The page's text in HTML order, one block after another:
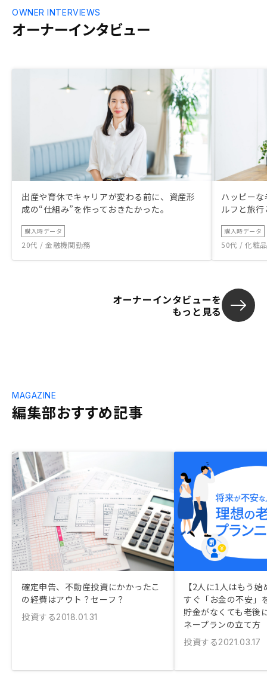
オーナーインタビュー
OWNER INTERVIEWS
出産や育休でキャリアが変わる前に、資産形
成の“仕組み”を作っておきたかった。
購入時データ
20代 / 金融機関勤務
ハッピー
ルフと旅
購入時データ
50代 / 化粧
オーナーインタビューを
もっと見る
編集部おすすめ記事
MAGAZINE
確定申告、不動産投資にかかったこ
の経費はアウト？セーフ？
投資する2018.01.31
【2人に1人はもう
すぐ「お金の不安」
貯金がなくても老後
ネープランの立て方
投資する2021.03.17